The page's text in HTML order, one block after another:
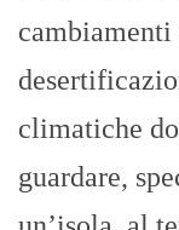
climatiche
guardare,